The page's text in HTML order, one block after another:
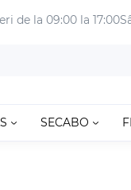
de la 09:00 la 17:00
SECABO